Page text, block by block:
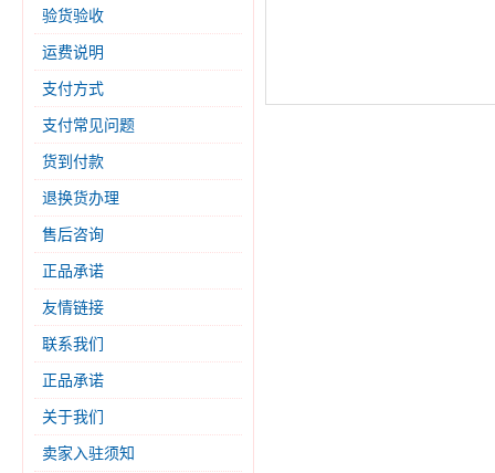
验货验收
运费说明
支付方式
支付常见问题
货到付款
退换货办理
售后咨询
正品承诺
友情链接
联系我们
正品承诺
关于我们
卖家入驻须知